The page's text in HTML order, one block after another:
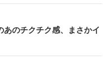
あのチクチク感、まさかイ